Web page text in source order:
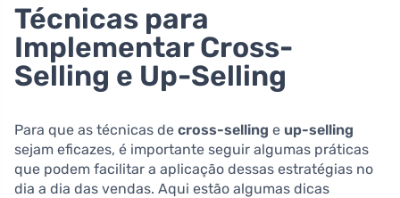
Técnicas para
Implementar Cross-
Selling e Up-Selling
Para que as técnicas de cross-selling e up-selling
sejam eficazes, é importante seguir algumas práticas
que podem facilitar a aplicação dessas estratégias no
dia a dia das vendas. Aqui estão algumas dicas